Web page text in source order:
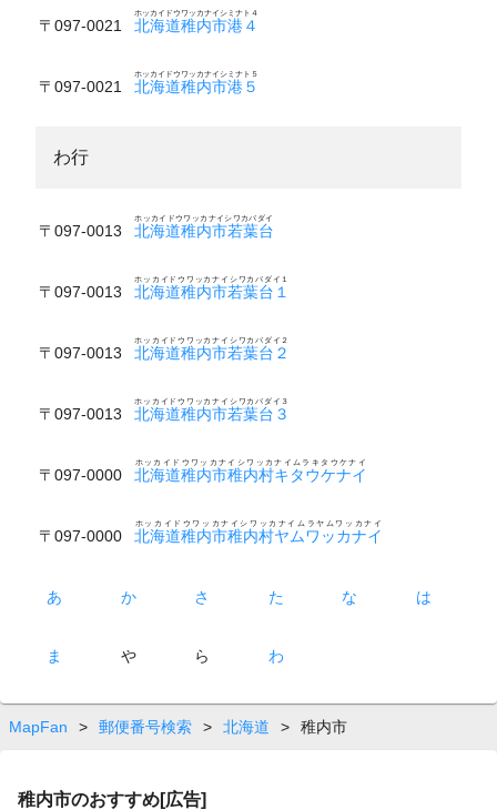
〒097-0021 北海道稚内市港４
ホッカイドウワッカナイシミナト４
〒097-0021 北海道稚内市港５
ホッカイドウワッカナイシミナト５
わ行
〒097-0013 北海道稚内市若葉台
ホッカイドウワッカナイシワカバダイ
〒097-0013 北海道稚内市若葉台１
ホッカイドウワッカナイシワカバダイ１
〒097-0013 北海道稚内市若葉台２
ホッカイドウワッカナイシワカバダイ２
〒097-0013 北海道稚内市若葉台３
ホッカイドウワッカナイシワカバダイ３
〒097-0000 北海道稚内市稚内村キタウケナイ
ホッカイドウワッカナイシワッカナイムラキタウケナイ
〒097-0000 北海道稚内市稚内村ヤムワッカナイ
ホッカイドウワッカナイシワッカナイムラヤムワッカナイ
あ か さ た な は
ま や ら わ
MapFan > 郵便番号検索 > 北海道 > 稚内市
稚内市のおすすめ[広告]